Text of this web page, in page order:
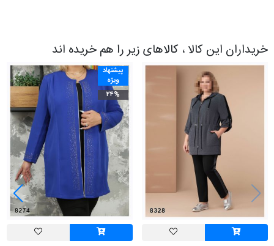
خریداران این کالا ، کالاهای زیر را هم خریده اند
پیشنهاد
ویژه
۲۴%